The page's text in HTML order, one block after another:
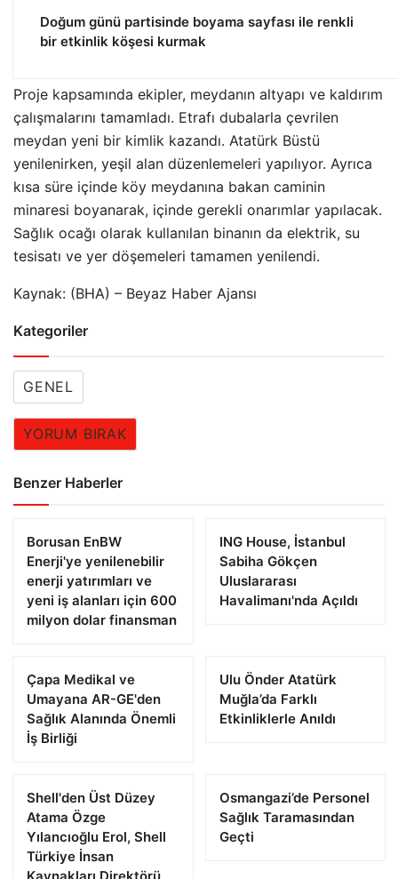
Doğum günü partisinde boyama sayfası ile renkli
bir etkinlik köşesi kurmak
Proje kapsamında ekipler, meydanın altyapı ve kaldırım
çalışmalarını tamamladı. Etrafı dubalarla çevrilen
meydan yeni bir kimlik kazandı. Atatürk Büstü
yenilenirken, yeşil alan düzenlemeleri yapılıyor. Ayrıca
kısa süre içinde köy meydanına bakan caminin
minaresi boyanarak, içinde gerekli onarımlar yapılacak.
Sağlık ocağı olarak kullanılan binanın da elektrik, su
tesisatı ve yer döşemeleri tamamen yenilendi.
Kaynak: (BHA) – Beyaz Haber Ajansı
Kategoriler
GENEL
YORUM BIRAK
Benzer Haberler
Borusan EnBW
Enerji'ye yenilenebilir
enerji yatırımları ve
yeni iş alanları için 600
milyon dolar finansman
ING House, İstanbul
Sabiha Gökçen
Uluslararası
Havalimanı'nda Açıldı
Çapa Medikal ve
Umayana AR-GE'den
Sağlık Alanında Önemli
İş Birliği
Ulu Önder Atatürk
Muğla’da Farklı
Etkinliklerle Anıldı
Shell'den Üst Düzey
Atama Özge
Yılancıoğlu Erol, Shell
Türkiye İnsan
Osmangazi’de Personel
Sağlık Taramasından
Geçti